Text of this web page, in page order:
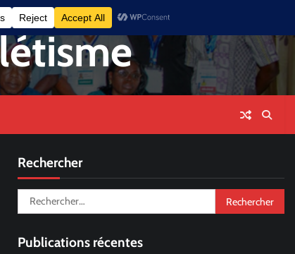
Rechercher
Rechercher :
Publications récentes